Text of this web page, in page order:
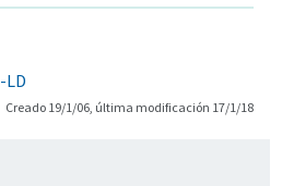
LD
Creado 19/1/06, última modificación 17/1/18